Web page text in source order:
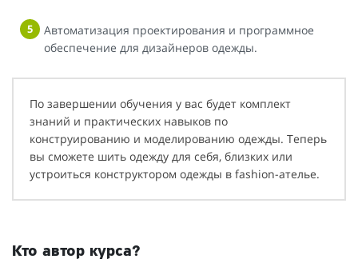
Автоматизация проектирования и программное
обеспечение для дизайнеров одежды.
По завершении обучения у вас будет комплект
знаний и практических навыков по
конструированию и моделированию одежды. Теперь
вы сможете шить одежду для себя, близких или
устроиться конструктором одежды в fashion-ателье.
Кто автор курса?